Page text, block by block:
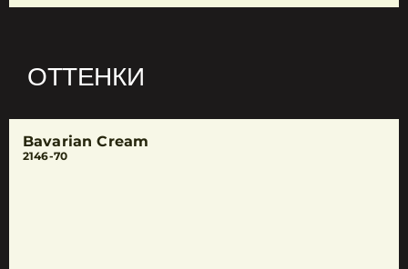
ОТТЕНКИ
Bavarian Cream
2146-70